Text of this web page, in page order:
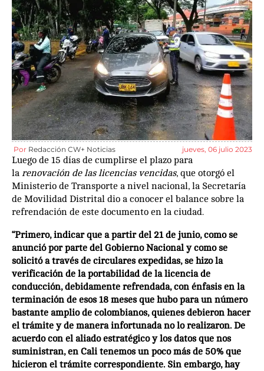
Por Redacción CW+ Noticias jueves, 06 julio 2023
Luego de 15 días de cumplirse el plazo para
la renovación de las licencias vencidas, que otorgó el
Ministerio de Transporte a nivel nacional, la Secretaría
de Movilidad Distrital dio a conocer el balance sobre la
refrendación de este documento en la ciudad.
“Primero, indicar que a partir del 21 de junio, como se
anunció por parte del Gobierno Nacional y como se
solicitó a través de circulares expedidas, se hizo la
verificación de la portabilidad de la licencia de
conducción, debidamente refrendada, con énfasis en la
terminación de esos 18 meses que hubo para un número
bastante amplio de colombianos, quienes debieron hacer
el trámite y de manera infortunada no lo realizaron. De
acuerdo con el aliado estratégico y los datos que nos
suministran, en Cali tenemos un poco más de 50% que
hicieron el trámite correspondiente. Sin embargo, hay